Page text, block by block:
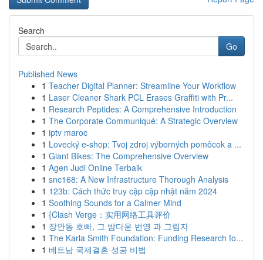
Search
Go
Published News
1 Teacher Digital Planner: Streamline Your Workflow
1 Laser Cleaner Shark PCL Erases Graffiti with Pr...
1 Research Peptides: A Comprehensive Introduction
1 The Corporate Communiqué: A Strategic Overview
1 iptv maroc
1 Lovecký e-shop: Tvoj zdroj výborných pomôcok a ...
1 Giant Bikes: The Comprehensive Overview
1 Agen Judi Online Terbaik
1 snc168: A New Infrastructure Thorough Analysis
1 123b: Cách thức truy cập cập nhật năm 2024
1 Soothing Sounds for a Calmer Mind
1 {Clash Verge：实用网络工具评价
1 장안동 호빠, 그 밤다운 번영 과 그림자
1 The Karla Smith Foundation: Funding Research fo...
1 베트남 국제결혼 성공 비법